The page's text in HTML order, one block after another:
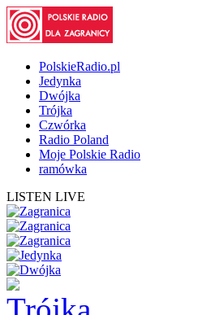
PolskieRadio.pl
Jedynka
Dwójka
Trójka
Czwórka
Radio Poland
Moje Polskie Radio
ramówka
LISTEN LIVE